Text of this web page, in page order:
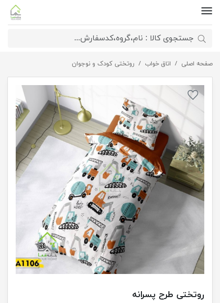
صفحه اصلی اتاق خواب روتختی کودک و نوجوان روتختی طرح پسرانه
روتختی طرح پسرانه